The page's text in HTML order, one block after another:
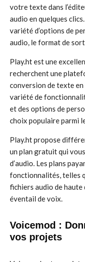
votre texte dans
audio en quelques
variété d’options de
audio, le format de
Play.ht est une
recherchent une
conversion de texte
variété de
et des options de
choix populaire parmi
Play.ht propose
un plan gratuit qui
d’audio. Les plans
fonctionnalités, telles
fichiers audio de haute
éventail de voix.
Voicemod :
vos projets